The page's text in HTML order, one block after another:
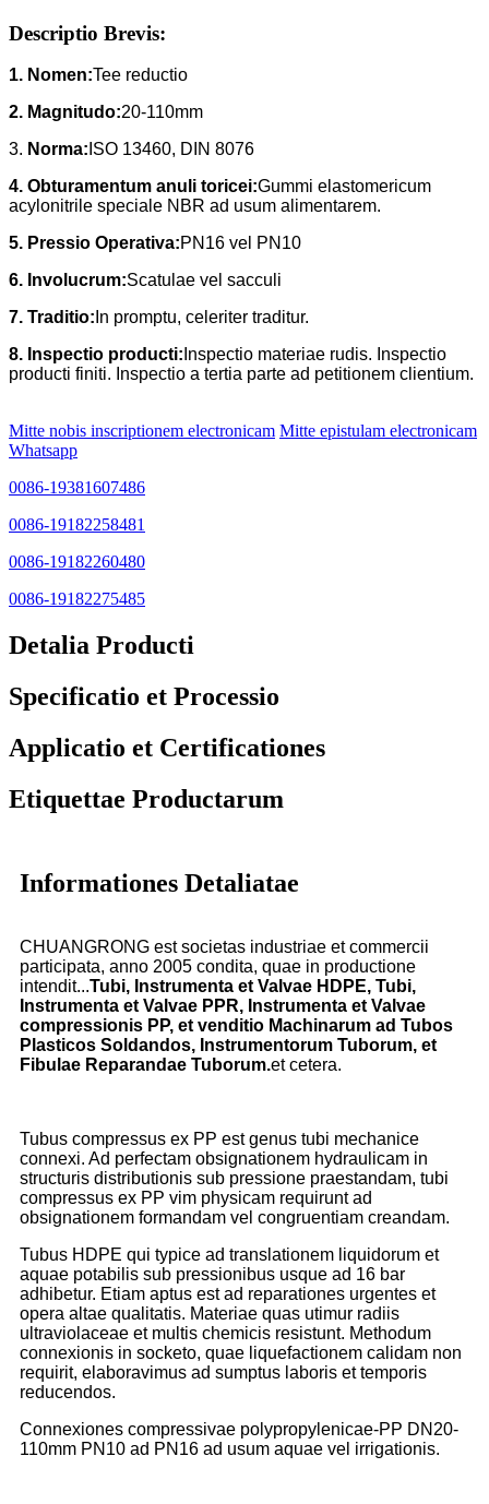
Descriptio Brevis:
1. Nomen:Tee reductio
2. Magnitudo:20-110mm
3. Norma: ISO 13460, DIN 8076
4. Obturamentum anuli toricei:Gummi elastomericum
acylonitrile speciale NBR ad usum alimentarem.
5. Pressio Operativa:PN16 vel PN10
6. Involucrum:Scatulae vel sacculi
7. Traditio: In promptu, celeriter traditur.
8. Inspectio producti: Inspectio materiae rudis. Inspectio
producti finiti. Inspectio a tertia parte ad petitionem clientium.
Mitte nobis inscriptionem electronicam Mitte epistulam electronicam
Whatsapp
0086-19381607486
0086-19182258481
0086-19182260480
0086-19182275485
Detalia Producti
Specificatio et Processio
Applicatio et Certificationes
Etiquettae Productarum
Informationes Detaliatae
CHUANGRONG est societas industriae et commercii
participata, anno 2005 condita, quae in productione
intendit...Tubi, Instrumenta et Valvae HDPE, Tubi,
Instrumenta et Valvae PPR, Instrumenta et Valvae
compressionis PP, et venditio Machinarum ad Tubos
Plasticos Soldandos, Instrumentorum Tuborum, et
Fibulae Reparandae Tuborum.et cetera.
Tubus compressus ex PP est genus tubi mechanice
connexi. Ad perfectam obsignationem hydraulicam in
structuris distributionis sub pressione praestandam, tubi
compressus ex PP vim physicam requirunt ad
obsignationem formandam vel congruentiam creandam.
Tubus HDPE qui typice ad translationem liquidorum et
aquae potabilis sub pressionibus usque ad 16 bar
adhibetur. Etiam aptus est ad reparationes urgentes et
opera altae qualitatis. Materiae quas utimur radiis
ultraviolaceae et multis chemicis resistunt. Methodum
connexionis in socketo, quae liquefactionem calidam non
requirit, elaboravimus ad sumptus laboris et temporis
reducendos.
Connexiones compressivae polypropylenicae-PP DN20-
110mm PN10 ad PN16 ad usum aquae vel irrigationis.